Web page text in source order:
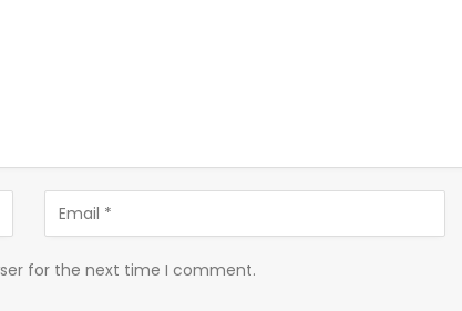
for the next time I comment.